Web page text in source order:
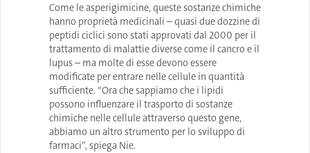
Come le asperigimicine, queste sostanze chimiche
hanno proprietà medicinali – quasi due dozzine di
peptidi ciclici sono stati approvati dal 2000 per il
trattamento di malattie diverse come il cancro e il
lupus – ma molte di esse devono essere
modificate per entrare nelle cellule in quantità
sufficiente. “Ora che sappiamo che i lipidi
possono influenzare il trasporto di sostanze
chimiche nelle cellule attraverso questo gene,
abbiamo un altro strumento per lo sviluppo di
farmaci”, spiega Nie.